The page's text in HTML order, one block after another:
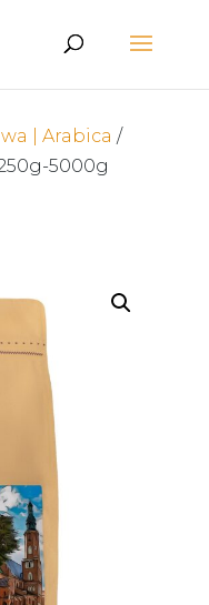
| Arabica /
5000g